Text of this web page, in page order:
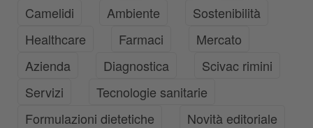
Camelidi
Ambiente
Sostenibilità
Healthcare
Farmaci
Mercato
Azienda
Diagnostica
Scivac rimini
Servizi
Tecnologie sanitarie
Formulazioni dietetiche
Novità editoriale